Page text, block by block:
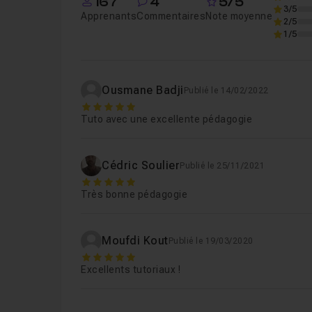
ApprenantsCommentairesNote moyenne
3/5
2/5
1/5
Ousmane Badji Publié le 14/02/2022
5
Tuto avec une excellente pédagogie
Cédric Soulier Publié le 25/11/2021
5
Très bonne pédagogie
Moufdi Kout Publié le 19/03/2020
5
Excellents tutoriaux !